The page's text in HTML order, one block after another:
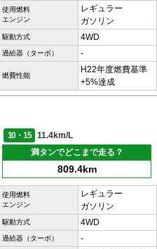
使用燃料
エンジン
レギュラー
ガソリン
駆動方式 4WD
過給器（ターボ） -
燃費性能
H22年度燃費基準
+5%達成
10・15
11.4km/L
満タンでどこまで走る？
809.4km
使用燃料
エンジン
レギュラー
ガソリン
駆動方式 4WD
過給器（ターボ） -